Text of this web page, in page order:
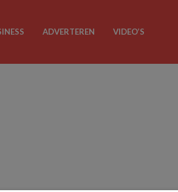
ADVERTEREN VIDEO’S